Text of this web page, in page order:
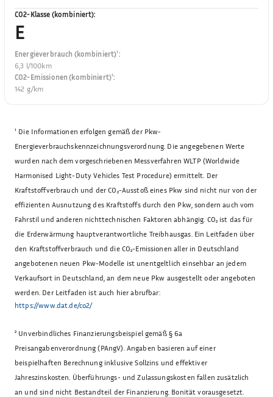
CO2-Klasse (kombiniert):
E
Energieverbrauch (kombiniert)¹:
6,3 l/100km
CO2-Emissionen (kombiniert)¹:
142 g/km
¹ Die Informationen erfolgen gemäß der Pkw-
Energieverbrauchskennzeichnungsverordnung. Die angegebenen Werte
wurden nach dem vorgeschriebenen Messverfahren WLTP (Worldwide
Harmonised Light-Duty Vehicles Test Procedure) ermittelt. Der
Kraftstoffverbrauch und der CO₂-Ausstoß eines Pkw sind nicht nur von der
effizienten Ausnutzung des Kraftstoffs durch den Pkw, sondern auch vom
Fahrstil und anderen nichttechnischen Faktoren abhängig. CO₂ ist das für
die Erderwärmung hauptverantwortliche Treibhausgas. Ein Leitfaden über
den Kraftstoffverbrauch und die CO₂-Emissionen aller in Deutschland
angebotenen neuen Pkw-Modelle ist unentgeltlich einsehbar an jedem
Verkaufsort in Deutschland, an dem neue Pkw ausgestellt oder angeboten
werden. Der Leitfaden ist auch hier abrufbar:
https://www.dat.de/co2/
² Unverbindliches Finanzierungsbeispiel gemäß § 6a
Preisangabenverordnung (PAngV). Angaben basieren auf einer
beispielhaften Berechnung inklusive Sollzins und effektiver
Jahreszinskosten. Überführungs- und Zulassungskosten fallen zusätzlich
an und sind nicht Bestandteil der Finanzierung. Bonität vorausgesetzt.